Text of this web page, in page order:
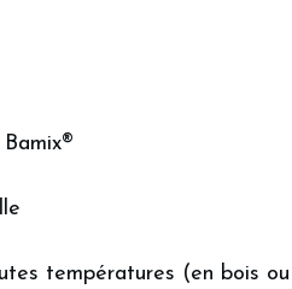
températures (en bois